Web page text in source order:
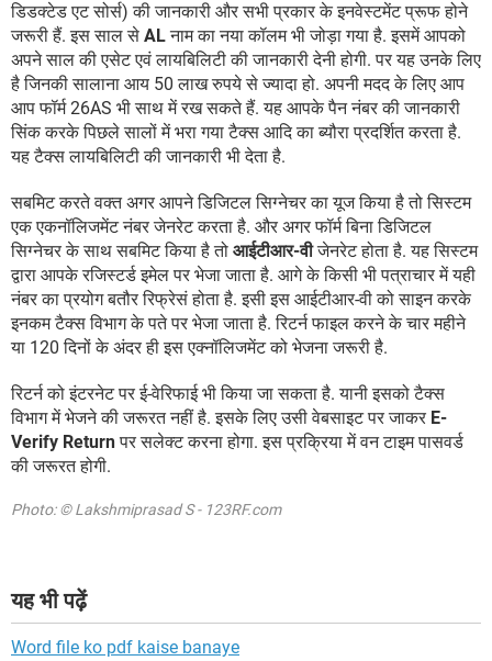
डिडक्टेड एट सोर्स) की जानकारी और सभी प्रकार के इनवेस्टमेंट प्रूफ होने
जरूरी हैं. इस साल से ALनाम का नया कॉलम भी जोड़ा गया है. इसमें आपको
अपने साल की एसेट एवं लायबिलिटी की जानकारी देनी होगी. पर यह उनके लिए
है जिनकी सालाना आय 50 लाख रुपये से ज्यादा हो. अपनी मदद के लिए आप
आप फॉर्म 26AS भी साथ में रख सकते हैं. यह आपके पैन नंबर की जानकारी
सिंक करके पिछले सालों में भरा गया टैक्स आदि का ब्यौरा प्रदर्शित करता है.
यह टैक्स लायबिलिटी की जानकारी भी देता है.
सबमिट करते वक्त अगर आपने डिजिटल सिग्नेचर का यूज किया है तो सिस्टम
एक एकनॉलिजमेंट नंबर जेनरेट करता है. और अगर फॉर्म बिना डिजिटल
सिग्नेचर के साथ सबमिट किया है तो आईटीआर-वीजेनरेट होता है. यह सिस्टम
द्वारा आपके रजिस्टर्ड इमेल पर भेजा जाता है. आगे के किसी भी पत्राचार में यही
नंबर का प्रयोग बतौर रिफ्रेसं होता है. इसी इस आईटीआर-वी को साइन करके
इनकम टैक्स विभाग के पते पर भेजा जाता है. रिटर्न फाइल करने के चार महीने
या 120 दिनों के अंदर ही इस एक्नॉलिजमेंट को भेजना जरूरी है.
रिटर्न को इंटरनेट पर ई-वेरिफाई भी किया जा सकता है. यानी इसको टैक्स
विभाग में भेजने की जरूरत नहीं है. इसके लिए उसी वेबसाइट पर जाकर E-
Verify Returnपर सलेक्ट करना होगा. इस प्रक्रिया में वन टाइम पासवर्ड
की जरूरत होगी.
Photo: © Lakshmiprasad S - 123RF.com
यह भी पढ़ें
Word file ko pdf kaise banaye